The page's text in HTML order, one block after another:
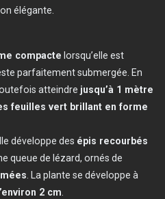
élégante.
compacte lorsqu’elle est
parfaitement submergée. En
atteindre jusqu’à 1 mètre
feuilles vert brillant en forme
développe des épis recourbés
queue de lézard, ornés de
. La plante se développe à
2 cm.